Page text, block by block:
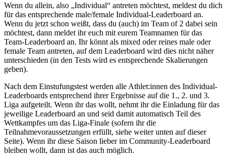
Wenn du allein, also „Individual“ antreten möchtest, meldest du dich
für das entsprechende male/female Individual-Leaderboard an.
Wenn du jetzt schon weißt, dass du (auch) im Team of 2 dabei sein
möchtest, dann meldet ihr euch mit eurem Teamnamen für das
Team-Leaderboard an. Ihr könnt als mixed oder reines male oder
female Team antreten, auf dem Leaderboard wird dies nicht näher
unterschieden (in den Tests wird es entsprechende Skalierungen
geben).
Nach dem Einstufungstest werden alle Athlet:innen des Individual-
Leaderboards entsprechend ihrer Ergebnisse auf die 1., 2. und 3.
Liga aufgeteilt. Wenn ihr das wollt, nehmt ihr die Einladung für das
jeweilige Leaderboard an und seid damit automatisch Teil des
Wettkampfes um das Liga-Finale (sofern ihr die
Teilnahmevoraussetzungen erfüllt, siehe weiter unten auf dieser
Seite). Wenn ihr diese Saison lieber im Community-Leaderboard
bleiben wollt, dann ist das auch möglich.